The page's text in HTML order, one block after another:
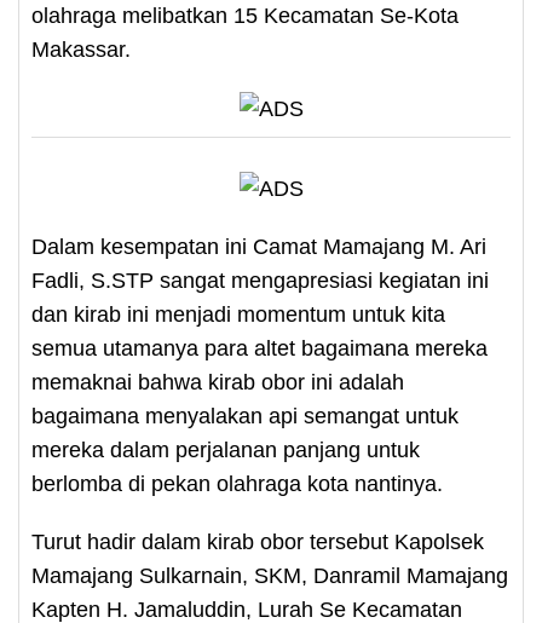
olahraga melibatkan 15 Kecamatan Se-Kota
Makassar.
Dalam kesempatan ini Camat Mamajang M. Ari
Fadli, S.STP sangat mengapresiasi kegiatan ini
dan kirab ini menjadi momentum untuk kita
semua utamanya para altet bagaimana mereka
memaknai bahwa kirab obor ini adalah
bagaimana menyalakan api semangat untuk
mereka dalam perjalanan panjang untuk
berlomba di pekan olahraga kota nantinya.
Turut hadir dalam kirab obor tersebut Kapolsek
Mamajang Sulkarnain, SKM, Danramil Mamajang
Kapten H. Jamaluddin, Lurah Se Kecamatan